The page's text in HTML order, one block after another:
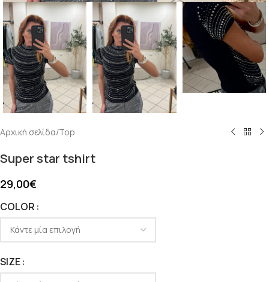
Αρχική σελίδα/Top
Super star tshirt
29,00€
COLOR
SIZE